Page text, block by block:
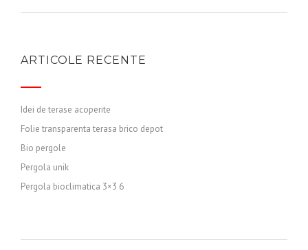
ARTICOLE RECENTE
Idei de terase acoperite
Folie transparenta terasa brico depot
Bio pergole
Pergola unik
Pergola bioclimatica 3×3 6